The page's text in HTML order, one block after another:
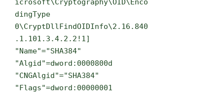
icrosoft\Cryptography\OID\Enco
dingType
0\CryptDllFindOIDInfo\2.16.840
.1.101.3.4.2.2!1]
"Name"="SHA384"
"Algid"=dword:0000800d
"CNGAlgid"="SHA384"
"Flags"=dword:00000001